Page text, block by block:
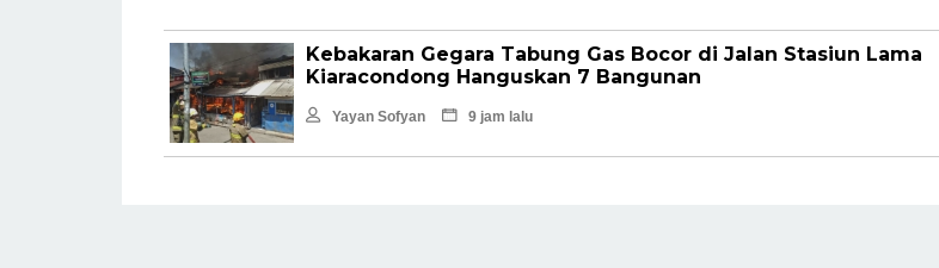
Kebakaran Gegara Tabung Gas Bocor di Jalan Stasiun Lama
Kiaracondong Hanguskan 7 Bangunan
Yayan Sofyan 9 jam lalu